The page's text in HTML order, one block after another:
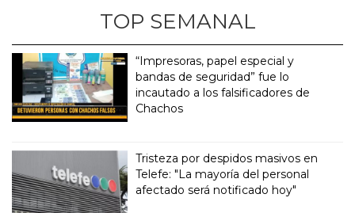
TOP SEMANAL
“Impresoras, papel especial y
bandas de seguridad” fue lo
incautado a los falsificadores de
Chachos
Tristeza por despidos masivos en
Telefe: "La mayoría del personal
afectado será notificado hoy"